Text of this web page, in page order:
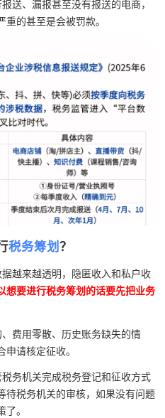
送、漏报甚至没有报送的电商，
的甚至是会被罚款。
税务筹划 ？
越来越透明，隐匿收入和私户收
想要进行税务筹划的话要先把业务
费用零散、历史账务缺失的情
请核定征收。
务机关完成税务登记和征收方式
待税务机关的审核，如果没有问题
。